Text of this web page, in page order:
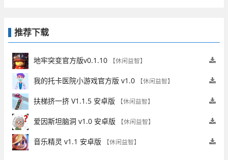
推荐下载
地牢突变官方版v0.1.10 【休闲益智】
我的托卡医院小游戏官方版 v1.0 【休闲益智】
扶梯挤一挤 V1.1.5 安卓版 【休闲益智】
爱因斯坦脑洞 v1.0 安卓版 【休闲益智】
音乐精灵 v1.1 安卓版 【休闲益智】